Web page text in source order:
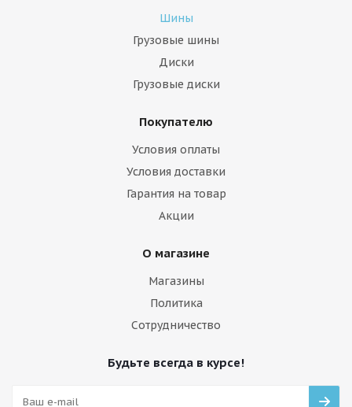
Шины
Грузовые шины
Диски
Грузовые диски
Покупателю
Условия оплаты
Условия доставки
Гарантия на товар
Акции
О магазине
Магазины
Политика
Сотрудничество
Будьте всегда в курсе!